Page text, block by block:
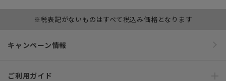
※税表記がないものはすべて税込み価格となります
キャンペーン情報
ご利用ガイド